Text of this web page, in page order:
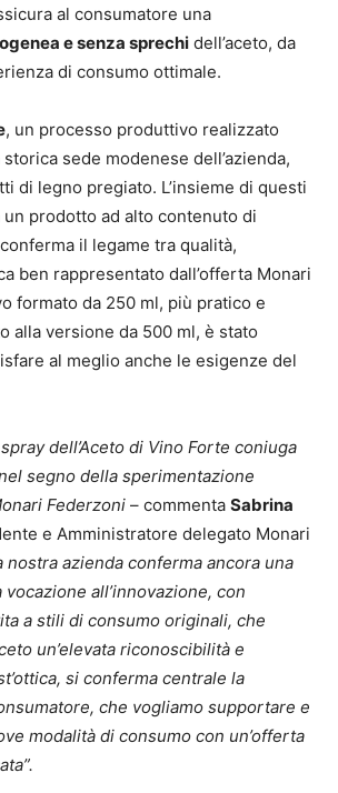
al consumatore una
e senza sprechi dell’aceto, da
di consumo ottimale.
, un processo produttivo realizzato
sede modenese dell’azienda,
di legno pregiato. L’insieme di questi
prodotto ad alto contenuto di
il legame tra qualità,
ben rappresentato dall’offerta Monari
formato da 250 ml, più pratico e
alla versione da 500 ml, è stato
al meglio anche le esigenze del
dell’Aceto di Vino Forte coniuga
segno della sperimentazione
Federzoni – commenta Sabrina
e Amministratore delegato Monari
nostra azienda conferma ancora una
all’innovazione, con
a stili di consumo originali, che
un’elevata riconoscibilità e
si conferma centrale la
che vogliamo supportare e
modalità di consumo con un’offerta